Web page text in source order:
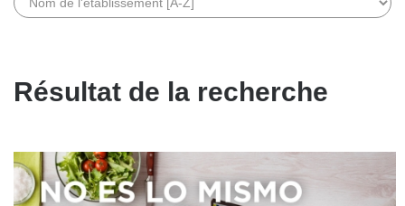
Résultat de la recherche